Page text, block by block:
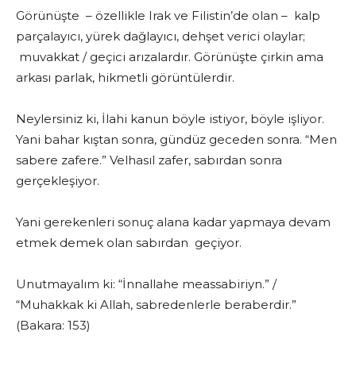
Görünüşte – özellikle Irak ve Filistin’de olan – kalp
parçalayıcı, yürek dağlayıcı, dehşet verici olaylar;
muvakkat / geçici arızalardır. Görünüşte çirkin ama
arkası parlak, hikmetli görüntülerdir.
Neylersiniz ki, İlahi kanun böyle istiyor, böyle işliyor.
Yani bahar kıştan sonra, gündüz geceden sonra. “Men
sabere zafere.” Velhasıl zafer, sabırdan sonra
gerçekleşiyor.
Yani gerekenleri sonuç alana kadar yapmaya devam
etmek demek olan sabırdan geçiyor.
Unutmayalım ki: “İnnallahe meassabiriyn.” /
“Muhakkak ki Allah, sabredenlerle beraberdir.”
(Bakara: 153)